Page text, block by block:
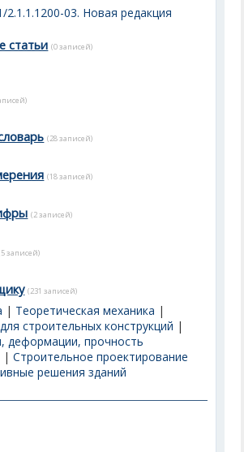
2.1.1.1200-03. Новая редакция
статьи (0 записей)
(28 записей)
(18 записей)
(2 записей)
записей)
(231 записей)
| Теоретическая механика |
строительных конструкций |
деформации, прочность
|Строительное проектирование
решения зданий